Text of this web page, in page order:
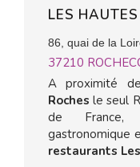
LES
86, quai de la
37210
A proximité
Rochesle seul
de France,
gastronomique
restaurants